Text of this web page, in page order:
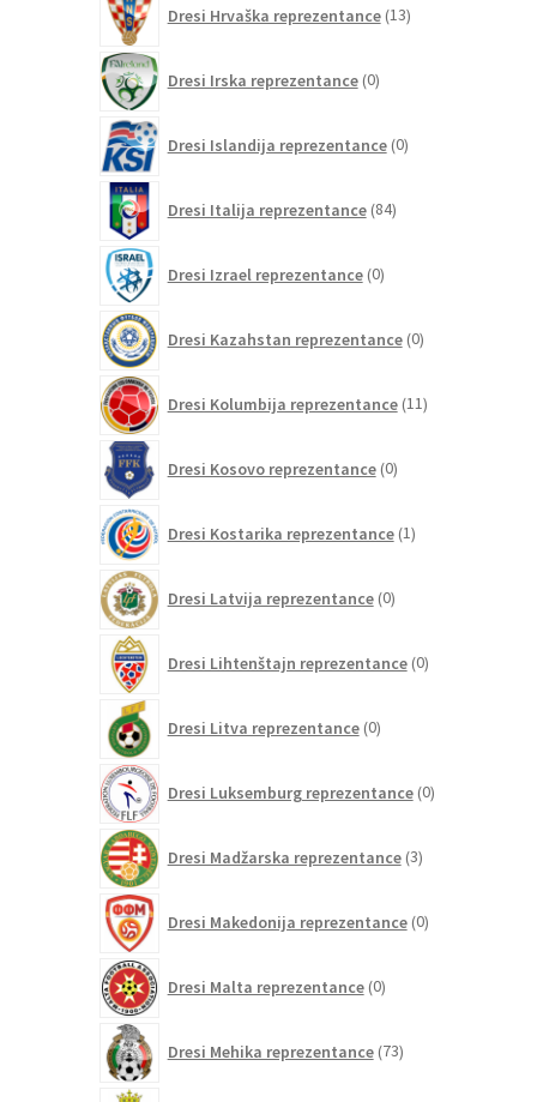
Dresi Hrvaška reprezentance 13izdelkov
Dresi Irska reprezentance 0izdelkov
Dresi Islandija reprezentance 0izdelkov
Dresi Italija reprezentance 84izdelkov
Dresi Izrael reprezentance 0izdelkov
Dresi Kazahstan reprezentance 0izdelkov
Dresi Kolumbija reprezentance 11izdelkov
Dresi Kosovo reprezentance 0izdelkov
Dresi Kostarika reprezentance 1izdelek
Dresi Latvija reprezentance 0izdelkov
Dresi Lihtenštajn reprezentance 0izdelkov
Dresi Litva reprezentance 0izdelkov
Dresi Luksemburg reprezentance 0izdelkov
Dresi Madžarska reprezentance 3izdelki
Dresi Makedonija reprezentance 0izdelkov
Dresi Malta reprezentance 0izdelkov
Dresi Mehika reprezentance 73izdelkov